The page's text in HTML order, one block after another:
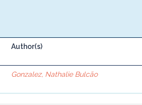
Author(s)
Gonzalez, Nathalie Bulcão